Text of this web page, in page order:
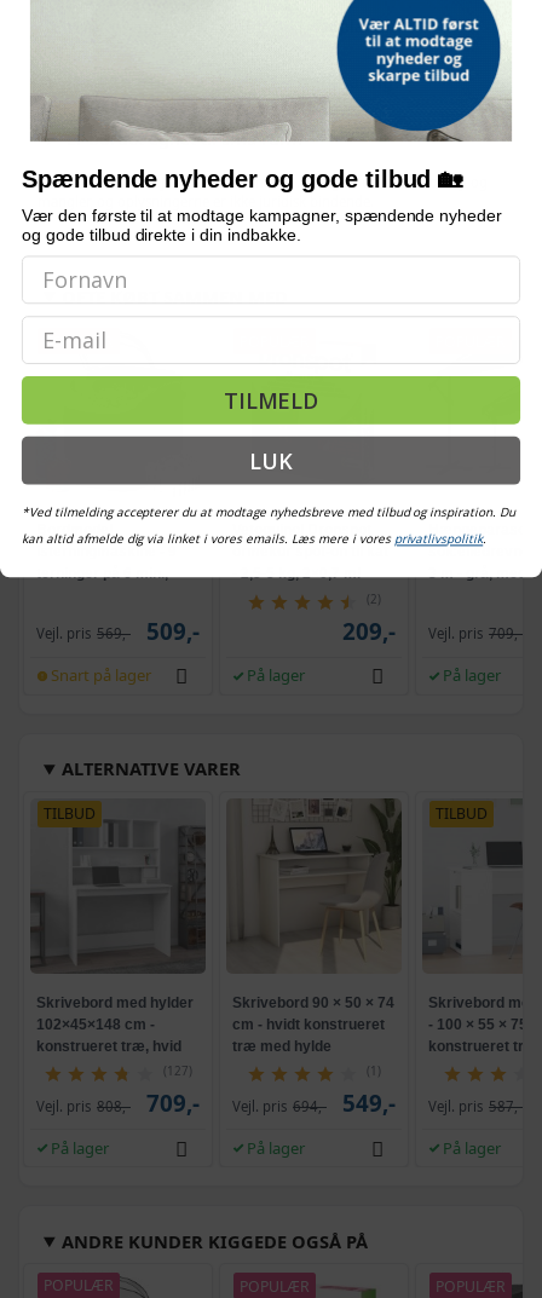
Hvor meget plads er der på bordpladen?
Har skrivebordet indbygget opbevaring?
Er bordet egnet til små rum?
Bemærk: FAQ er vejledende information. Vi tager forbehold for fejl og
OFTE KØBT SAMMEN MED
POPULÆR
isterningmaskine - 9
Vejl. pris 569,- 509,-
Snart på lager
(2)
209,-
På lager
solcelledrevne
3 m - grå, med
Vejl. pris 709,-
På lager
ALTERNATIVE VARER
TILBUD
Skrivebord med hylder
102×45×148 cm -
konstrueret træ, hvid
(127)
Vejl. pris 808,- 709,-
På lager
Skrivebord 90 × 50 × 74
cm - hvidt konstrueret
træ med hylde
(1)
Vejl. pris 694,- 549,-
På lager
TILBUD
Skrivebord med
- 100 × 55 × 75
konstrueret træ
Vejl. pris 587,-
På lager
ANDRE KUNDER KIGGEDE OGSÅ PÅ
POPULÆR POPULÆR POPULÆR
Spændende nyheder og gode tilbud 🏡
Vær den første til at modtage kampagner, spændende nyheder
og gode tilbud direkte i din indbakke.
Email
TILMELD
LUK
*Ved tilmelding accepterer du at modtage nyhedsbreve med tilbud og inspiration. Du
kan altid afmelde dig via linket i vores emails. Læs mere i vores privatlivspolitik.